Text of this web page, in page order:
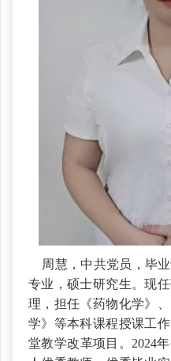
周慧，中共党员，毕
专业，硕士研究生。现
理，担任《药物化学》
学》等本科课程授课工
堂教学改革项目。2024